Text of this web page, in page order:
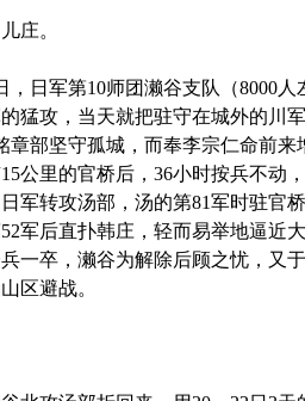
。
日军第10师团濑谷支队（8000人
猛攻，当天就把驻守在城外的川
章部坚守孤城，而奉李宗仁命前
公里的官桥后，36小时按兵不动
军转攻汤部，汤的第81军时驻官
军后直扑韩庄，轻而易举地逼近
一卒，濑谷为解除后顾之忧，又
区避战。